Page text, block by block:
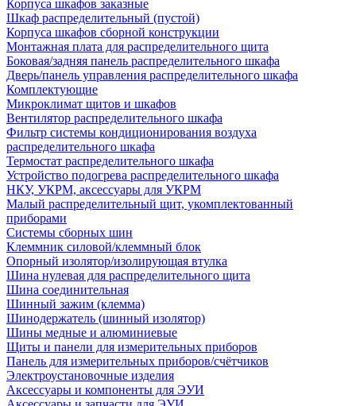
Корпуса шкафов заказные
Шкаф распределительный (пустой)
Корпуса шкафов сборной конструкции
Монтажная плата для распределительного щита
Боковая/задняя панель распределительного шкафа
Дверь/панель управления распределительного шкафа
Комплектующие
Микроклимат щитов и шкафов
Вентилятор распределительного шкафа
Фильтр системы кондиционирования воздуха
распределительного шкафа
Термостат распределительного шкафа
Устройство подогрева распределительного шкафа
НКУ, УКРМ, аксессуары для УКРМ
Малый распределительный щит, укомплектованный
приборами
Системы сборных шин
Клеммник силовой/клеммный блок
Опорный изолятор/изолирующая втулка
Шина нулевая для распределительного щита
Шина соединительная
Шинный зажим (клемма)
Шинодержатель (шинный изолятор)
Шины медные и алюминиевые
Щиты и панели для измерительных приборов
Панель для измерительных приборов/счётчиков
Электроустановочные изделия
Аксессуары и компоненты для ЭУИ